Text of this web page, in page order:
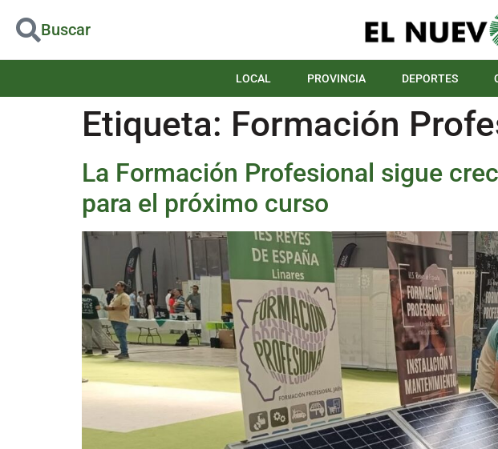
Buscar
LOCAL PROVINCIA DEPORTES
Etiqueta: Formación
La Formación Profesional sigue
para el próximo curso